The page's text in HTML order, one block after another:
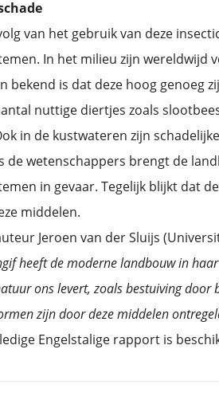
van het gebruik van deze
In het milieu zijn wereldwijd
bekend is dat deze hoog genoeg
nuttige diertjes zoals
in de kustwateren zijn
de wetenschappers brengt de
in gevaar. Tegelijk blijkt dat
middelen.
Jeroen van der Sluijs
heeft de moderne landbouw in
ons levert, zoals bestuiving
zijn door deze middelen
Engelstalige rapport is